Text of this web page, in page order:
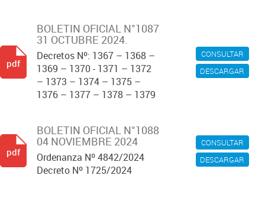
CONSULTAR
DESCARGAR
BOLETIN OFICIAL N°1087
31 OCTUBRE 2024.
Decretos Nº: 1367 – 1368 –
1369 – 1370 - 1371 – 1372
– 1373 – 1374 – 1375 –
1376 – 1377 – 1378 – 1379
pdf
CONSULTAR
DESCARGAR
BOLETIN OFICIAL N°1088
04 NOVIEMBRE 2024
Ordenanza Nº 4842/2024
Decreto Nº 1725/2024
pdf